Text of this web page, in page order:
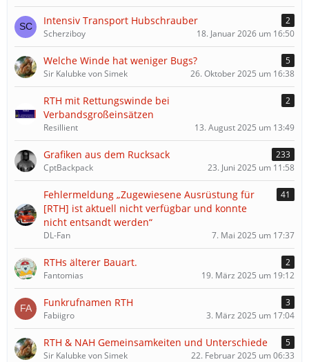
Intensiv Transport Hubschrauber
2
Scherziboy
18. Januar 2026 um 16:50
Welche Winde hat weniger Bugs?
5
Sir Kalubke von Simek
26. Oktober 2025 um 16:38
RTH mit Rettungswinde bei
Verbandsgroßeinsätzen
2
Resillient 13. August 2025 um 13:49
Grafiken aus dem Rucksack
233
CptBackpack
23. Juni 2025 um 11:58
Fehlermeldung „Zugewiesene Ausrüstung für
[RTH] ist aktuell nicht verfügbar und konnte
nicht entsandt werden“
41
DL-Fan 7. Mai 2025 um 17:37
RTHs älterer Bauart.
2
Fantomias
19. März 2025 um 19:12
Funkrufnamen RTH
3
Fabiigro
3. März 2025 um 17:04
RTH & NAH Gemeinsamkeiten und Unterschiede
5
Sir Kalubke von Simek
22. Februar 2025 um 06:33